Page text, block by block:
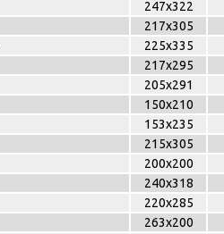
247x322
217x305
225x335
217x295
205x291
150x210
153x235
215x305
200x200
240x318
220x285
263x200